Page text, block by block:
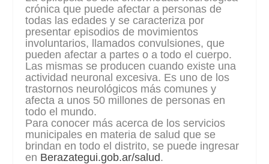
crónica que puede afectar a personas de
todas las edades y se caracteriza por
presentar episodios de movimientos
involuntarios, llamados convulsiones, que
pueden afectar a partes o a todo el cuerpo.
Las mismas se producen cuando existe una
actividad neuronal excesiva. Es uno de los
trastornos neurológicos más comunes y
afecta a unos 50 millones de personas en
todo el mundo.
Para conocer más acerca de los servicios
municipales en materia de salud que se
brindan en todo el distrito, se puede ingresar
en Berazategui.gob.ar/salud.